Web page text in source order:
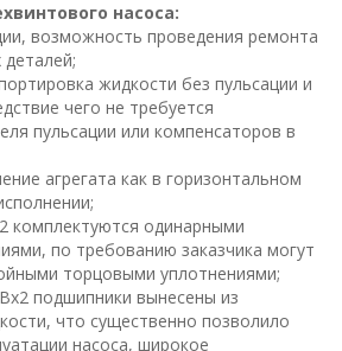
насоса:
возможность проведения ремонта
жидкости без пульсации и
чего не требуется
пульсации или компенсаторов в
агрегата как в горизонтальном
комплектуются одинарными
по требованию заказчика могут
торцовыми уплотнениями;
подшипники вынесены из
что существенно позволило
насоса, широкое